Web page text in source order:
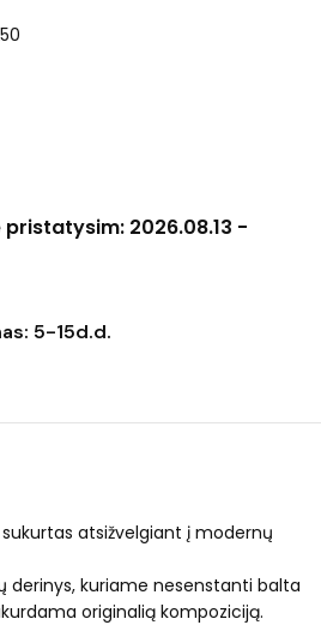
2026.08.13 -
5-15d.d.
atsižvelgiant į modernų
derinys, kuriame nesenstanti balta
originalią kompoziciją.